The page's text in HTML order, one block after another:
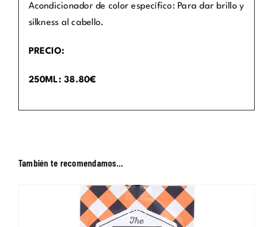
Acondicionador de color específico: Para dar brillo y
silkness al cabello.
PRECIO:
250ML: 38.80€
También te recomendamos…